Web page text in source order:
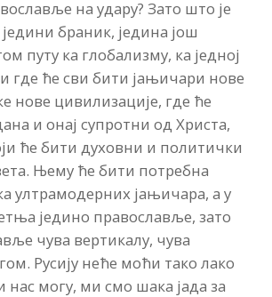
на удару? Зато што је
браник, једина још
путу ка глобализму, ка једној
где ће сви бити јањичари нове
нове цивилизације, где ће
и онај супротни од Христа,
ће бити духовни и политички
Њему ће бити потребна
ултрамодерних јањичара, а у
једино православље, зато
чува вертикалу, чува
Русију неће моћи тако лако
нас могу, ми смо шака јада за